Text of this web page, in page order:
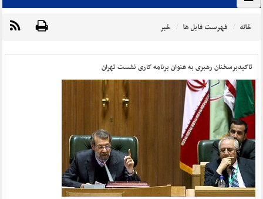
خانه فهرست فایل ها خبر
تاکیدبرسخنان رهبری به عنوان برنامه کاری نشست تهران